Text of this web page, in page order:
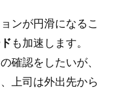
ンが円滑になるこ
も加速します。
確認をしたいが、
上司は外出先から